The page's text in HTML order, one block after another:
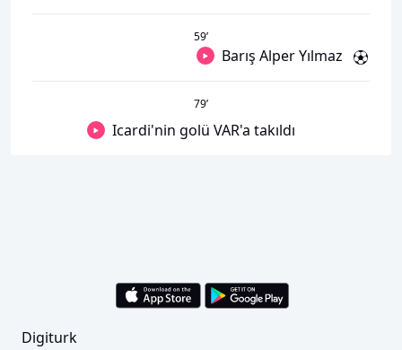
59’
Barış Alper Yılmaz
79’
Icardi'nin golü VAR'a takıldı
Digiturk